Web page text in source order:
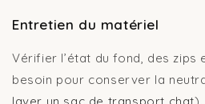
Entretien du matériel
Vérifier l’état du fond, des zips
besoin pour conserver la